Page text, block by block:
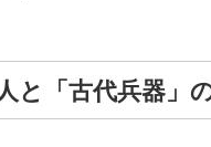
と「古代兵器」